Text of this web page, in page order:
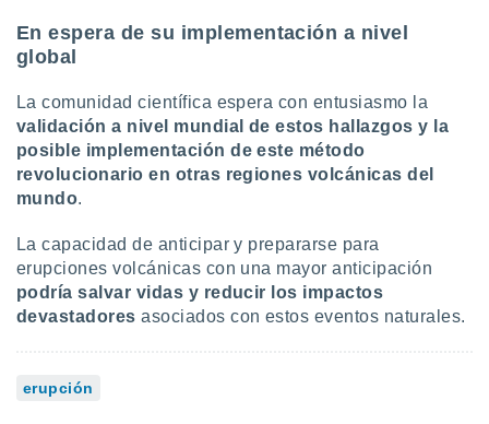
En espera de su implementación a nivel
global
La comunidad científica espera con entusiasmo la
validación a nivel mundial de estos hallazgos y la
posible implementación de este método
revolucionario en otras regiones volcánicas del
mundo.
La capacidad de anticipar y prepararse para
erupciones volcánicas con una mayor anticipación
podría salvar vidas y reducir los impactos
devastadoresasociados con estos eventos naturales.
erupción